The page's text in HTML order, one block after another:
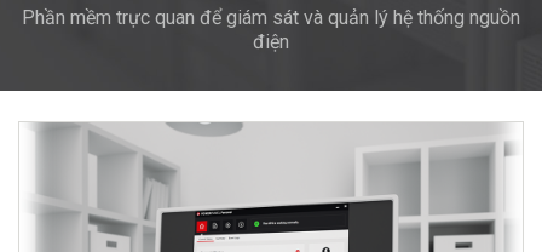
Phần mềm trực quan để giám sát và quản lý hệ thống nguồn
điện